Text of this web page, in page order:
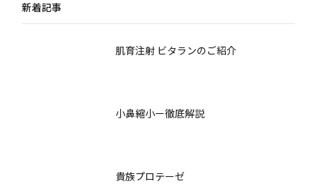
新着記事
肌育注射 ビタランのご紹介
小鼻縮小ー徹底解説
貴族プロテーゼ